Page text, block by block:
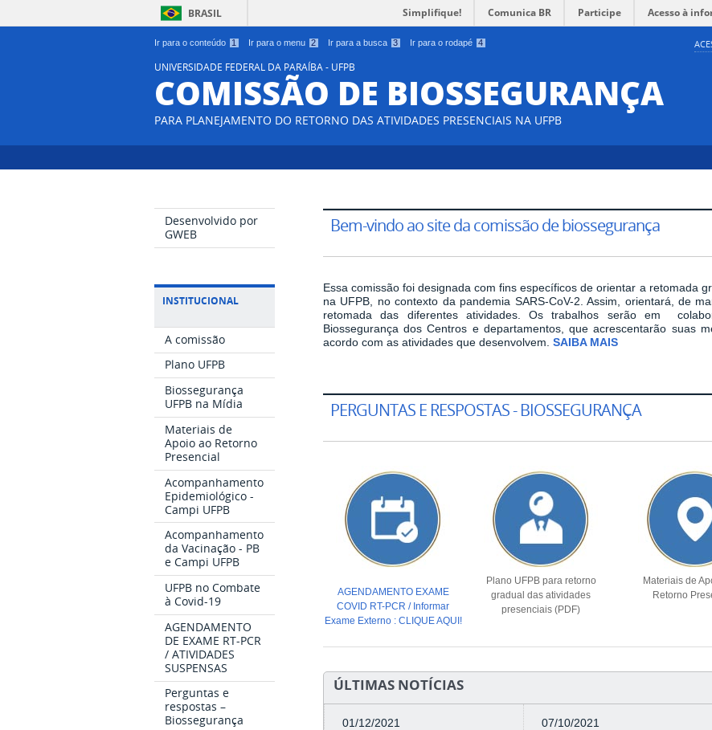
Ir para o conteúdo 1 Ir para o menu 2 Ir para a busca 3 Ir para o rodapé 4
BRASIL Simplifique! Comunica BR Participe Acesso à
UNIVERSIDADE FEDERAL DA PARAÍBA - UFPB
COMISSÃO DE BIOSSEGURANÇA
PARA PLANEJAMENTO DO RETORNO DAS ATIVIDADES PRESENCIAIS NA UFPB
Desenvolvido por
GWEB
INSTITUCIONAL
A comissão
Plano UFPB
Biossegurança
UFPB na Mídia
Materiais de
Apoio ao Retorno
Presencial
Acompanhamento
Epidemiológico -
Campi UFPB
Acompanhamento
da Vacinação - PB
e Campi UFPB
UFPB no Combate
à Covid-19
AGENDAMENTO
DE EXAME RT-PCR
/ ATIVIDADES
SUSPENSAS
Perguntas e
respostas –
Biossegurança
Bem-vindo ao site da comissão de biossegurança
Essa comissão foi designada com fins específicos de orientar a retomada
na UFPB, no contexto da pandemia SARS-CoV-2. Assim, orientará, de
retomada das diferentes atividades. Os trabalhos serão em
Biossegurança dos Centros e departamentos, que acrescentarão suas
acordo com as atividades que desenvolvem. SAIBA MAIS
PERGUNTAS E RESPOSTAS - BIOSSEGURANÇA
AGENDAMENTO EXAME
COVID RT-PCR / Informar
Exame Externo : CLIQUE AQUI!
Plano UFPB para retorno
gradual das atividades
presenciais (PDF)
Materiais de
Retorno
ÚLTIMAS NOTÍCIAS
01/12/2021
07/10/2021